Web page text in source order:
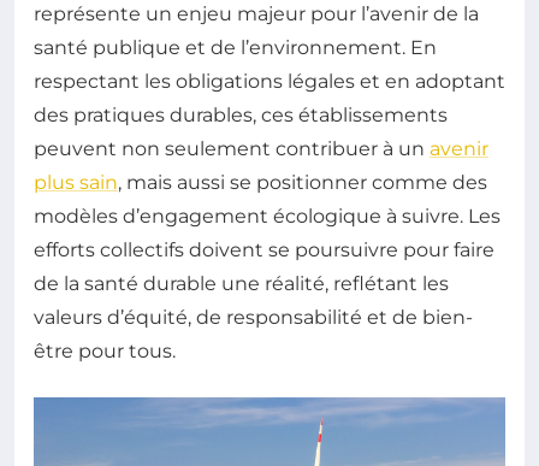
représente un enjeu majeur pour l’avenir de la
santé publique et de l’environnement. En
respectant les obligations légales et en adoptant
des pratiques durables, ces établissements
peuvent non seulement contribuer à un avenir
plus sain, mais aussi se positionner comme des
modèles d’engagement écologique à suivre. Les
efforts collectifs doivent se poursuivre pour faire
de la santé durable une réalité, reflétant les
valeurs d’équité, de responsabilité et de bien-
être pour tous.